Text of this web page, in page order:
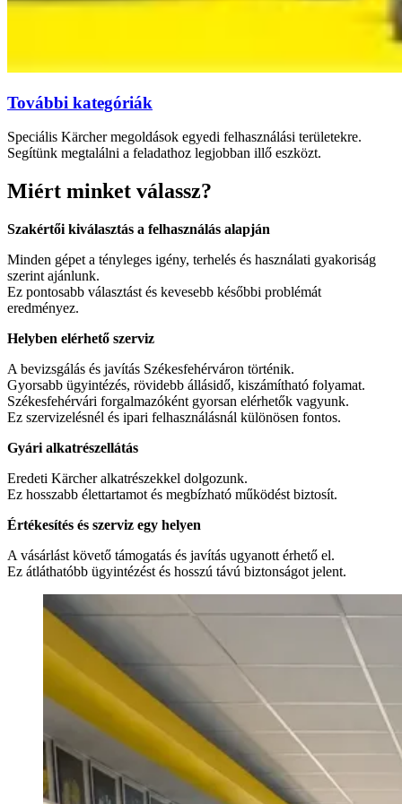
További kategóriák
Speciális Kärcher megoldások egyedi felhasználási területekre.
Segítünk megtalálni a feladathoz legjobban illő eszközt.
Miért minket válassz?
Szakértői kiválasztás a felhasználás alapján
Minden gépet a tényleges igény, terhelés és használati gyakoriság
szerint ajánlunk.
Ez pontosabb választást és kevesebb későbbi problémát
eredményez.
Helyben elérhető szerviz
A bevizsgálás és javítás Székesfehérváron történik.
Gyorsabb ügyintézés, rövidebb állásidő, kiszámítható folyamat.
Székesfehérvári forgalmazóként gyorsan elérhetők vagyunk.
Ez szervizelésnél és ipari felhasználásnál különösen fontos.
Gyári alkatrészellátás
Eredeti Kärcher alkatrészekkel dolgozunk.
Ez hosszabb élettartamot és megbízható működést biztosít.
Értékesítés és szerviz egy helyen
A vásárlást követő támogatás és javítás ugyanott érhető el.
Ez átláthatóbb ügyintézést és hosszú távú biztonságot jelent.